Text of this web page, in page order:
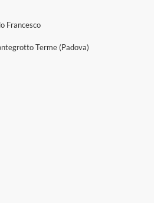
Francesco
Terme (Padova)